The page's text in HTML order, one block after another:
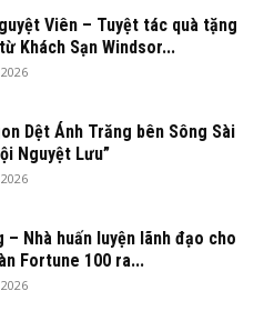
Viên – Tuyệt tác quà tặng
Khách Sạn Windsor...
Dệt Ánh Trăng bên Sông Sài
Nguyệt Lưu”
– Nhà huấn luyện lãnh đạo cho
Fortune 100 ra...